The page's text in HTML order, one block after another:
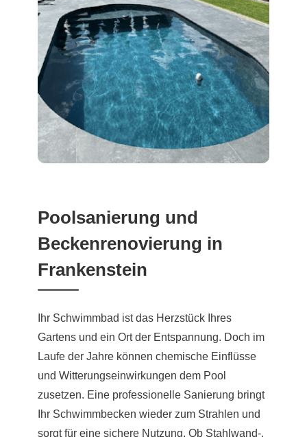
Poolsanierung und
Beckenrenovierung in
Frankenstein
Ihr Schwimmbad ist das Herzstück Ihres
Gartens und ein Ort der Entspannung. Doch im
Laufe der Jahre können chemische Einflüsse
und Witterungseinwirkungen dem Pool
zusetzen. Eine professionelle Sanierung bringt
Ihr Schwimmbecken wieder zum Strahlen und
sorgt für eine sichere Nutzung. Ob Stahlwand-,